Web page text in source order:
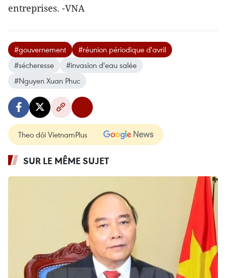
entreprises. -VNA
#gouvernement
#réunion périodique d'avril
#sécheresse
#invasion d'eau salée
#Nguyen Xuan Phuc
Theo dõi VietnamPlus
SUR LE MÊME SUJET